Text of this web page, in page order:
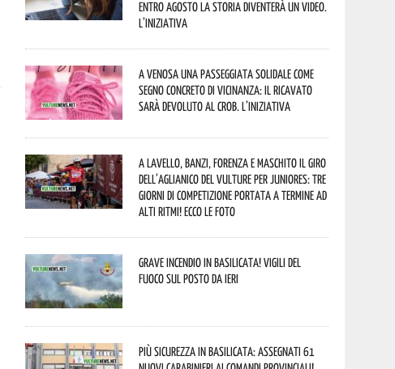
entro agosto la storia diventerà un video.
L’iniziativa
A Venosa una passeggiata solidale come
segno concreto di vicinanza: il ricavato
sarà devoluto al CROB. L’iniziativa
A Lavello, Banzi, Forenza e Maschito il Giro
dell’Aglianico del Vulture per juniores: tre
giorni di competizione portata a termine ad
alti ritmi! Ecco le foto
Grave incendio in Basilicata! Vigili del
fuoco sul posto da ieri
Più sicurezza in Basilicata: assegnati 61